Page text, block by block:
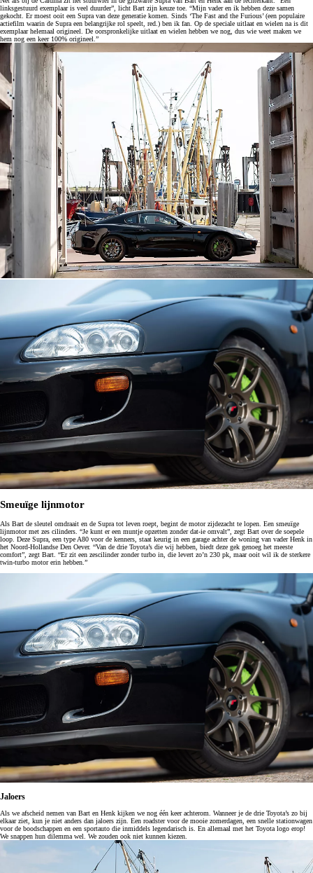
linksgestuurd exemplaar is veel duurder”, licht Bart zijn keuze toe. “Mijn vader en ik hebben deze samen
gekocht. Er moest ooit een Supra van deze generatie komen. Sinds ‘The Fast and the Furious’ (een populaire
actiefilm waarin de Supra een belangrijke rol speelt, red.) ben ik fan. Op de speciale uitlaat en wielen na is dit
exemplaar helemaal origineel. De oorspronkelijke uitlaat en wielen hebben we nog, dus wie weet maken we
hem nog een keer 100% origineel.”
Smeuïge lijnmotor
Als Bart de sleutel omdraait en de Supra tot leven roept, begint de motor zijdezacht te lopen. Een smeuïge
lijnmotor met zes cilinders. “Je kunt er een muntje opzetten zonder dat-ie omvalt”, zegt Bart over de soepele
loop. Deze Supra, een type A80 voor de kenners, staat keurig in een garage achter de woning van vader Henk in
het Noord-Hollandse Den Oever. “Van de drie Toyota’s die wij hebben, biedt deze gek genoeg het meeste
comfort”, zegt Bart. “Er zit een zescilinder zonder turbo in, die levert zo’n 230 pk, maar ooit wil ik de sterkere
twin-turbo motor erin hebben.”
Jaloers
Als we afscheid nemen van Bart en Henk kijken we nog één keer achterom. Wanneer je de drie Toyota’s zo bij
elkaar ziet, kun je niet anders dan jaloers zijn. Een roadster voor de mooie zomerdagen, een snelle stationwagen
voor de boodschappen en een sportauto die inmiddels legendarisch is. En allemaal met het Toyota logo erop!
We snappen hun dilemma wel. We zouden ook niet kunnen kiezen.